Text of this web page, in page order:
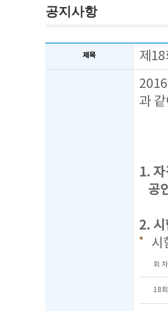
공지사항
제목 제18
과
1.
공
2. 시
시
회 차
18회